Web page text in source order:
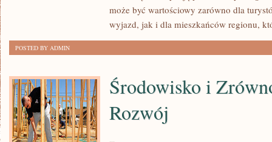
może być wartościowy zarówno dla
wyjazd, jak i dla mieszkańców regionu,
POSTED BY ADMIN
Środowisko i
Rozwój